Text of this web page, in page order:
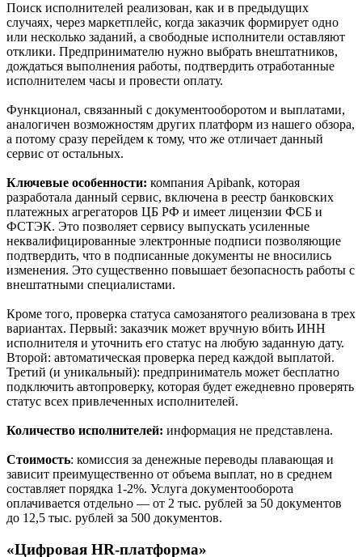
Поиск исполнителей реализован, как и в предыдущих
случаях, через маркетплейс, когда заказчик формирует одно
или несколько заданий, а свободные исполнители оставляют
отклики. Предпринимателю нужно выбрать внештатников,
дождаться выполнения работы, подтвердить отработанные
исполнителем часы и провести оплату.
Функционал, связанный с документооборотом и выплатами,
аналогичен возможностям других платформ из нашего обзора,
а потому сразу перейдем к тому, что же отличает данный
сервис от остальных.
Ключевые особенности: компания Apibank, которая
разработала данный сервис, включена в реестр банковских
платежных агрегаторов ЦБ РФ и имеет лицензии ФСБ и
ФСТЭК. Это позволяет сервису выпускать усиленные
неквалифицированные электронные подписи позволяющие
подтвердить, что в подписанные документы не вносились
изменения. Это существенно повышает безопасность работы с
внештатными специалистами.
Кроме того, проверка статуса самозанятого реализована в трех
вариантах. Первый: заказчик может вручную вбить ИНН
исполнителя и уточнить его статус на любую заданную дату.
Второй: автоматическая проверка перед каждой выплатой.
Третий (и уникальный): предприниматель может бесплатно
подключить автопроверку, которая будет ежедневно проверять
статус всех привлеченных исполнителей.
Количество исполнителей: информация не представлена.
Стоимость: комиссия за денежные переводы плавающая и
зависит преимущественно от объема выплат, но в среднем
составляет порядка 1-2%. Услуга документооборота
оплачивается отдельно — от 2 тыс. рублей за 50 документов
до 12,5 тыс. рублей за 500 документов.
«Цифровая HR-платформа»